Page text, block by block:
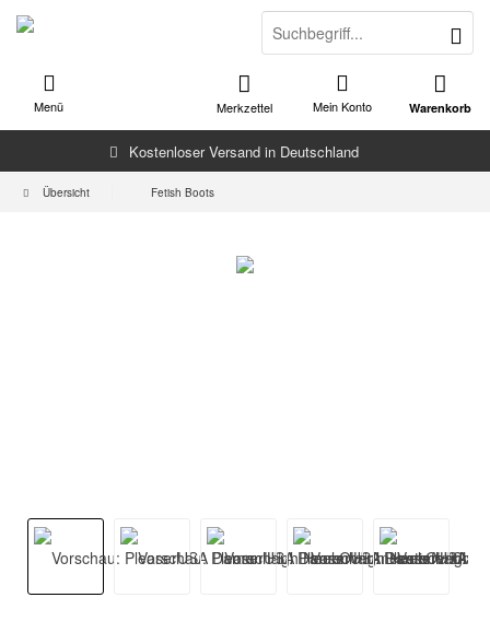
Kostenloser Versand in Deutschland
Warenkorb
Merkzettel Mein Konto
Menü
Übersicht Fetish Boots